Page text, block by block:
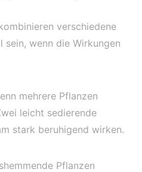
verschiedene
sein, wenn die Wirkungen
mehrere Pflanzen
leicht sedierende
stark beruhigend wirken.
Pflanzen